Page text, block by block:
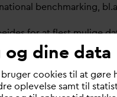
benchmarking,
for at flest muliged
medlemmerne på en
anvendelse af
årlig indberetning.
og dine data
bruger cookies til at gøre
oplevelse samt til